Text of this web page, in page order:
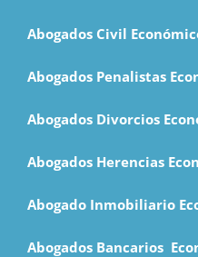
Abogados Civil
Abogados Penalistas
Abogados Divorcios
Abogados Herencias
Abogado Inmobiliario
Abogados Bancarios